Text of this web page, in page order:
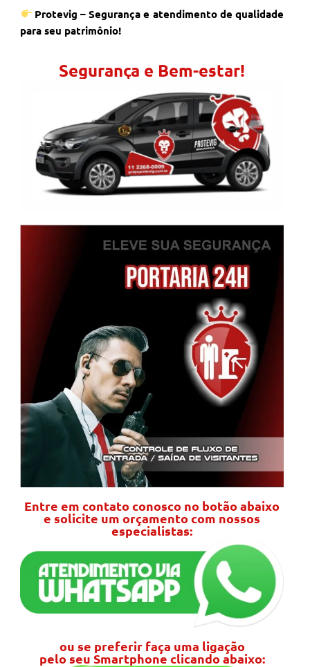
Protevig – Segurança e atendimento de qualidade
para seu patrimônio!
Segurança e Bem-estar!
Entre em contato conosco no botão abaixo
e solicite um orçamento com nossos
especialistas:
ou se preferir faça uma ligação
pelo seu Smartphone clicando abaixo: